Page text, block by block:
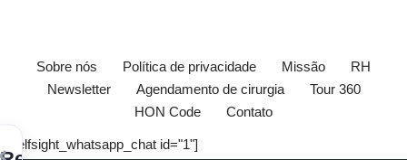
Sobre nós Política de privacidade Missão
RH
Newsletter
Agendamento de cirurgia
Tour 360
HON Code
Contato
[elfsight_whatsapp_chat id="1"]